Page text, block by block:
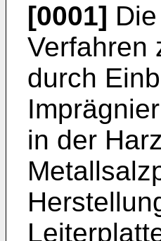
[0001]
Verfahren
durch
in der